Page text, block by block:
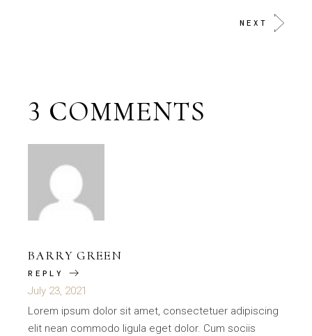
NEXT
3 COMMENTS
BARRY GREEN
REPLY
July 23, 2021
Lorem ipsum dolor sit amet, consectetuer adipiscing
elit nean commodo ligula eget dolor. Cum sociis